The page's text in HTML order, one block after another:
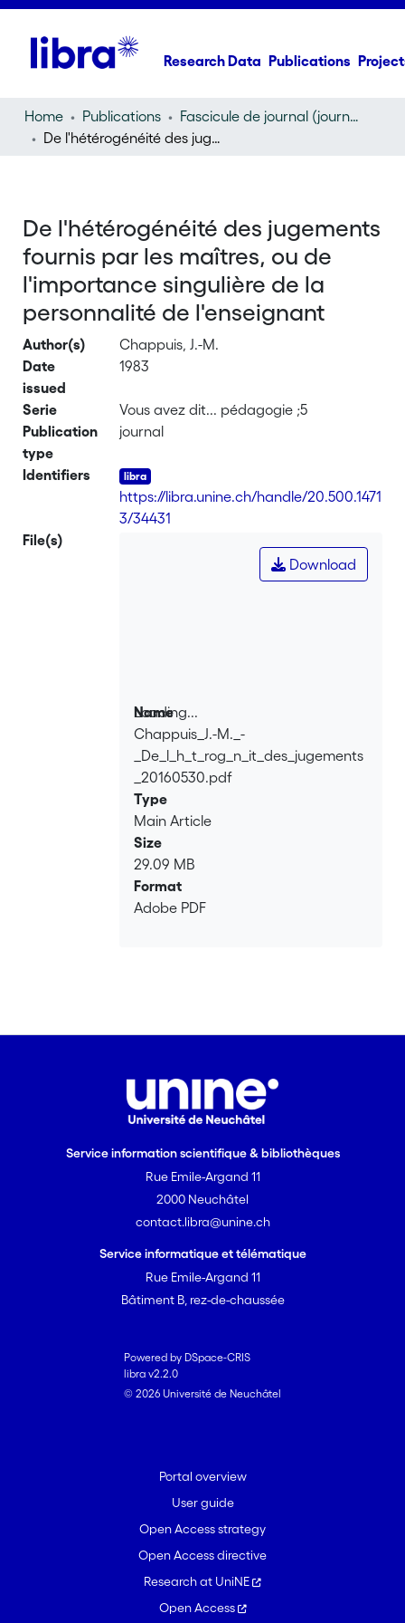
Research Data Publications
Home Publications
Fascicule de journal (journal)
De l'hétérogénéité des jugements fournis par les maîtres, ou de l'importance singulière de la personnalité de l'enseignant
De l'hétérogénéité des jugements
fournis par les maîtres, ou de
l'importance singulière de la
personnalité de l'enseignant
Author(s)
Chappuis, J.-M.
Date
issued
1983
Serie
Vous avez dit... pédagogie ;5
Publication
type
journal
Identifiers
https://libra.unine.ch/handle/20.500.1471
3/34431
File(s)
Loading...
Loading...
Download
Name
Chappuis_J.-M._-
_De_l_h_t_rog_n_it_des_jugements
_20160530.pdf
Type
Main Article
Size
29.09 MB
Format
Adobe PDF
Service information scientifique & bibliothèques
Rue Emile-Argand 11
2000 Neuchâtel
contact.libra@unine.ch
Service informatique et télématique
Rue Emile-Argand 11
Bâtiment B, rez-de-chaussée
Powered by DSpace-CRIS
libra v2.2.0
© 2026 Université de Neuchâtel
Portal overview
User guide
Open Access strategy
Open Access directive
Research at UniNE
Open Access